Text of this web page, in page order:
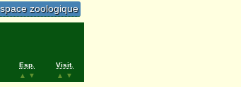
zoologique
Esp.
▲
▼
Visit.
▲
▼